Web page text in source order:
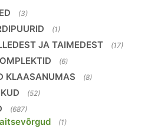
(3)
(1)
JA TAIMEDEST (17)
(6)
KLAASANUMAS (8)
(52)
(687)
(1)